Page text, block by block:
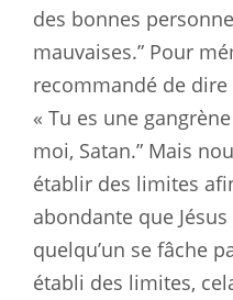
des bonnes
mauvaises.” Pour
recommandé de
« Tu es une
moi, Satan.” Mais
établir des limites
abondante que
quelqu’un se fâche
établi des limites,